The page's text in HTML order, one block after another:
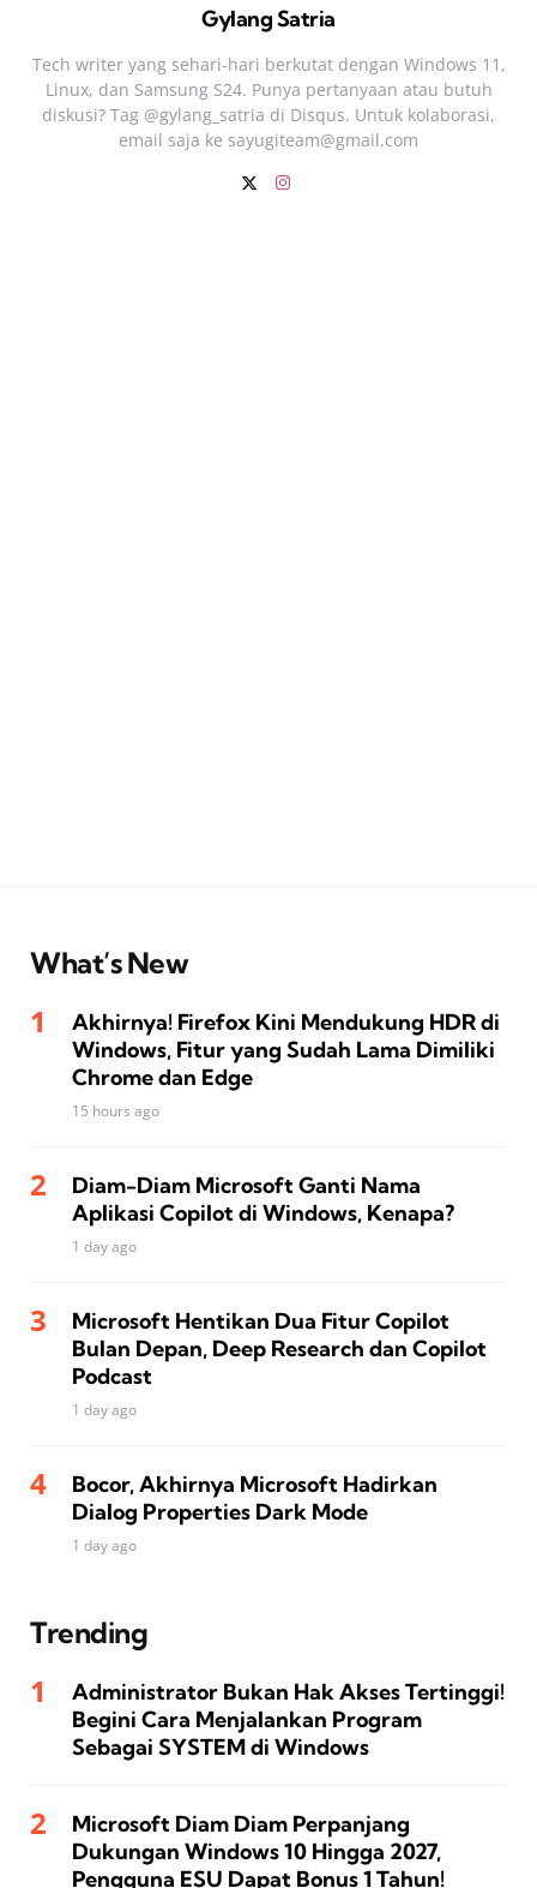
Gylang Satria
Tech writer yang sehari‑hari berkutat dengan Windows 11,
Linux, dan Samsung S24. Punya pertanyaan atau butuh
diskusi? Tag @gylang_satria di Disqus. Untuk kolaborasi,
email saja ke sayugiteam@gmail.com
What’s New
Akhirnya! Firefox Kini Mendukung HDR di
Windows, Fitur yang Sudah Lama Dimiliki
Chrome dan Edge
15 hours ago
Diam-Diam Microsoft Ganti Nama
Aplikasi Copilot di Windows, Kenapa?
1 day ago
Microsoft Hentikan Dua Fitur Copilot
Bulan Depan, Deep Research dan Copilot
Podcast
1 day ago
Bocor, Akhirnya Microsoft Hadirkan
Dialog Properties Dark Mode
1 day ago
Trending
Administrator Bukan Hak Akses Tertinggi!
Begini Cara Menjalankan Program
Sebagai SYSTEM di Windows
Microsoft Diam Diam Perpanjang
Dukungan Windows 10 Hingga 2027,
Pengguna ESU Dapat Bonus 1 Tahun!